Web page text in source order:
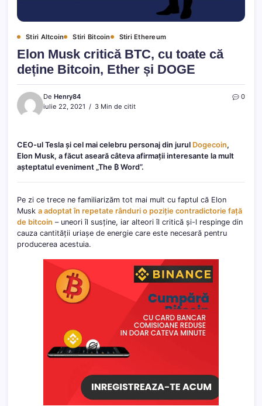
Stiri Altcoin Stiri Bitcoin Stiri Ethereum
Elon Musk critică BTC, cu toate că
deține Bitcoin, Ether și DOGE
De Henry84
iulie 22, 2021
3 Min de citit
0
CEO-ul Tesla și cel mai celebru personaj din jurul Dogecoin,
Elon Musk, a făcut aseară câteva afirmații interesante la mult
așteptatul eveniment „The ₿ Word”.
Pe zi ce trece ne familiarizăm tot mai mult cu faptul că Elon
Musk a adoptat în repetate rânduri o poziție contradictorie față
de bitcoin – uneori îl susține, iar alteori îl critică și-l respinge din
cauza cantității uriașe de energie care este necesară pentru
producerea acestuia.